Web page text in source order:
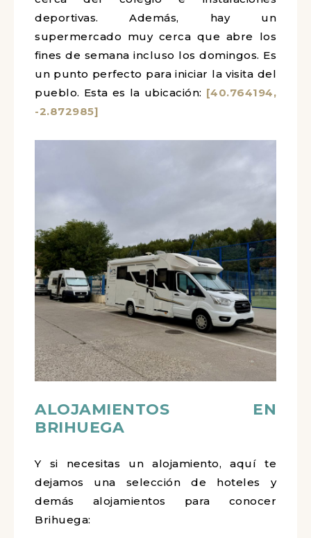
deportivas. Además, hay un
supermercado muy cerca que abre los
fines de semana incluso los domingos. Es
un punto perfecto para iniciar la visita del
pueblo. Esta es la ubicación: [40.764194,
-2.872985]
ALOJAMIENTOS EN
BRIHUEGA
Y si necesitas un alojamiento, aquí te
dejamos una selección de hoteles y
demás alojamientos para conocer
Brihuega: